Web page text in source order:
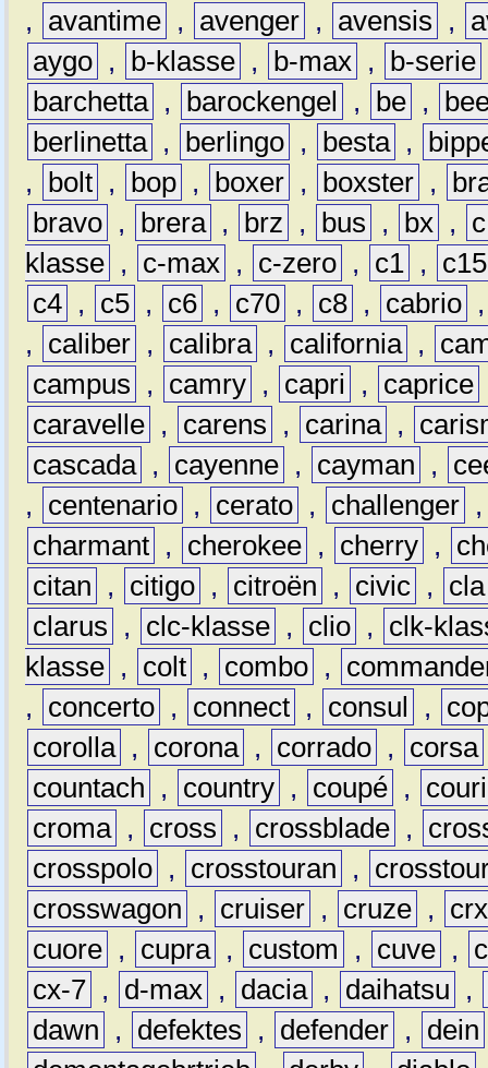
,
avantime , avenger , avensis ,
aygo , b-klasse , b-max , b-serie
barchetta , barockengel , be ,
berlinetta , berlingo , besta ,
,
bolt , bop , boxer , boxster ,
bravo , brera , brz , bus , bx ,
c
klasse , c-max , c-zero , c1 ,
c15
c4 , c5 , c6 , c70 , c8 , cabrio
,
caliber , calibra , california ,
campus
, camry , capri , caprice
caravelle , carens , carina ,
cascada , cayenne , cayman ,
,
centenario , cerato , challenger
charmant , cherokee , cherry ,
citan
, citigo , citroën , civic ,
cla
clarus
, clc-klasse , clio ,
clk-
klasse , colt , combo ,
,
concerto , connect , consul ,
corolla , corona , corrado , corsa
countach
, country , coupé ,
croma , cross , crossblade ,
crosspolo , crosstouran ,
crosswagon
, cruiser , cruze ,
crx
cuore , cupra , custom , cuve ,
cx-7 , d-max , dacia , daihatsu
,
dawn
, defektes , defender , dein